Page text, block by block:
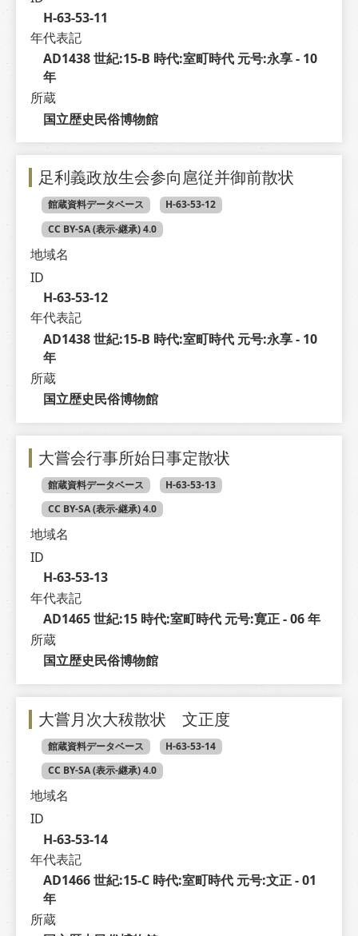
H-63-53-11
年代表記
AD1438 世紀:15-B 時代:室町時代 元号:永享 - 10
年
所蔵
国立歴史民俗博物館
足利義政放生会参向扈従并御前散状
館蔵資料データベース
H-63-53-12
CC BY-SA (表示-継承) 4.0
地域名
ID
H-63-53-12
年代表記
AD1438 世紀:15-B 時代:室町時代 元号:永享 - 10
年
所蔵
国立歴史民俗博物館
大嘗会行事所始日事定散状
館蔵資料データベース
H-63-53-13
CC BY-SA (表示-継承) 4.0
地域名
ID
H-63-53-13
年代表記
AD1465 世紀:15 時代:室町時代 元号:寛正 - 06 年
所蔵
国立歴史民俗博物館
大嘗月次大秡散状 文正度
館蔵資料データベース
H-63-53-14
CC BY-SA (表示-継承) 4.0
地域名
ID
H-63-53-14
年代表記
AD1466 世紀:15-C 時代:室町時代 元号:文正 - 01
年
所蔵